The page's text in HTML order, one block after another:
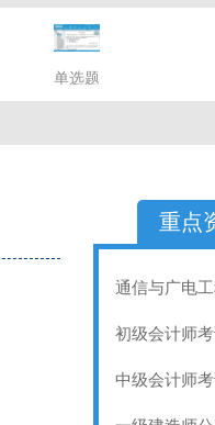
单选题
选
重点
通信与广电
初级会计师
中级会计师